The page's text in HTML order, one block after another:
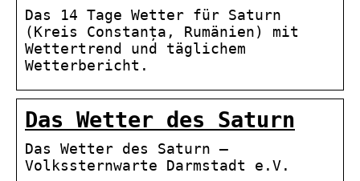
Das 14 Tage Wetter für Saturn
(Kreis Constanța, Rumänien) mit
Wettertrend und täglichem
Wetterbericht.
Das Wetter des Saturn
Das Wetter des Saturn –
Volkssternwarte Darmstadt e.V.